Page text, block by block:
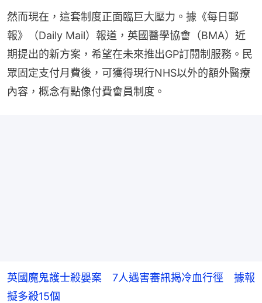
然而現在，這套制度正面臨巨大壓力。據《每日郵
報》（Daily Mail）報道，英國醫學協會（BMA）近
期提出的新方案，希望在未來推出GP訂閱制服務。民
眾固定支付月費後，可獲得現行NHS以外的額外醫療
內容，概念有點像付費會員制度。
英國魔鬼護士殺嬰案 7人遇害審訊揭冷血行徑 據報
擬多殺15個